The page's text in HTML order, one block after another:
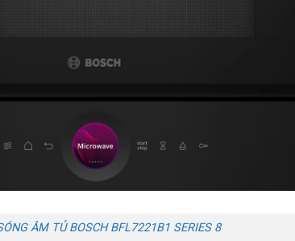
ÂM TỦ BOSCH BFL7221B1 SERIES 8